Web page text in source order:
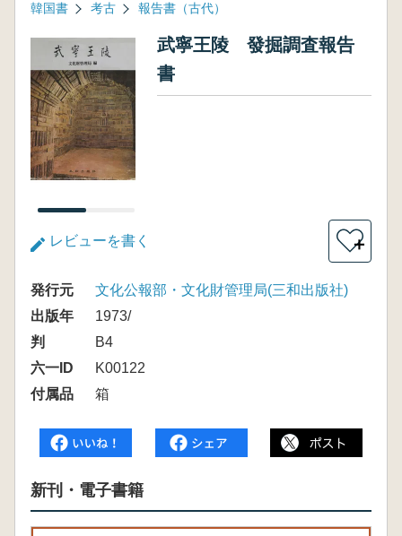
韓国書 考古 報告書（古代）
武寧王陵 發掘調査報告
書
レビューを書く ＋
発行元
文化公報部・文化財管理局(三和出版社)
出版年
1973/
判
B4
六一ID
K00122
付属品
箱
新刊・電子書籍